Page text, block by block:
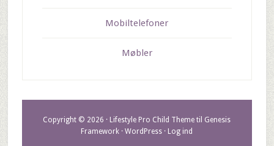
Mobiltelefoner
Møbler
Copyright © 2026 · Lifestyle Pro Child Theme til Genesis
Framework ·WordPress · Log ind